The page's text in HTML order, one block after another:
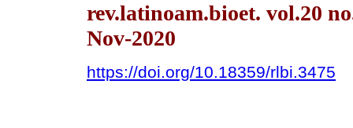
rev.latinoam.bioet. vol.20
Nov-2020
https://doi.org/10.18359/rlbi.3475